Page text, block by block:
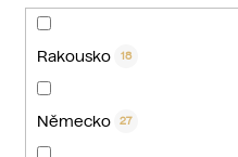
Rakousko 18
Německo 27